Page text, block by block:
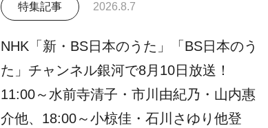
特集記事 2026.8.7
NHK「新・BS日本のうた」「BS日本のう
た」チャンネル銀河で8月10日放送！
11:00～水前寺清子・市川由紀乃・山内惠
介他、18:00～小椋佳・石川さゆり他登